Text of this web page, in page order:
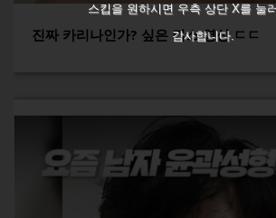
스킵을 원하시면 우측 상단 X를 눌
감사합니다.
진짜 카리나인가? 싶은 키스 영상 ㄷㄷ